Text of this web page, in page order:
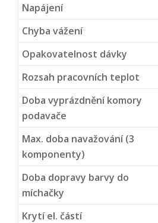
Napájení
Chyba vážení
Opakovatelnost dávky
Rozsah pracovních teplot
Doba vyprázdnění komory
podavače
Max. doba navažování (3
komponenty)
Doba dopravy barvy do
míchačky
Krytí el. částí